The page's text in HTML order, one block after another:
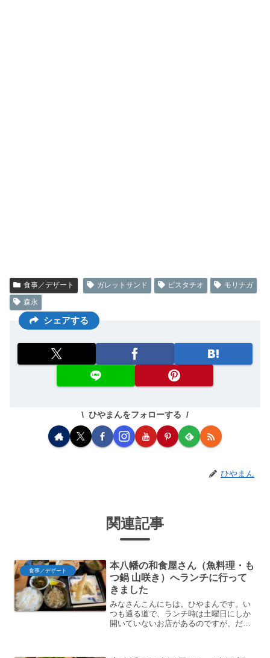
食事／デザート ガレットサンド ピスタチオ
モリナガ
森永
シェアする
ひやまんをフォローする
ひやまん
関連記事
食事／デザート
本八幡の和食屋さん（魚料理・も
つ鍋 山咲き）へランチに行って
きました
みなさんこんにちは。ひやまんです。い
つも通る道で、ランチ時は土曜日にしか
開いていないお店があるのですが、だい